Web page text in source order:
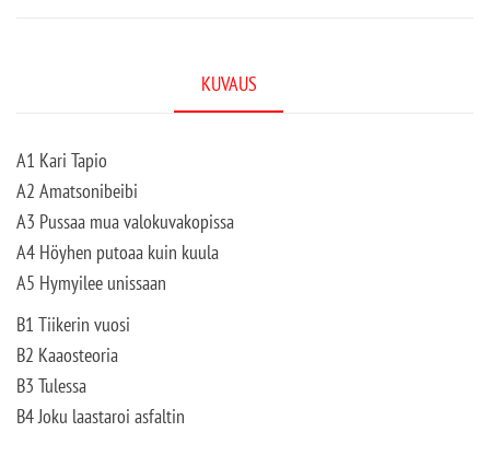
KUVAUS
A1 Kari Tapio
A2 Amatsonibeibi
A3 Pussaa mua valokuvakopissa
A4 Höyhen putoaa kuin kuula
A5 Hymyilee unissaan
B1 Tiikerin vuosi
B2 Kaaosteoria
B3 Tulessa
B4 Joku laastaroi asfaltin